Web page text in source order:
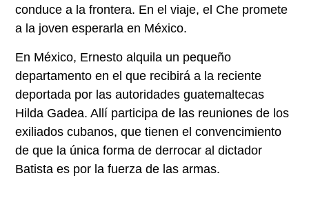
conduce a la frontera. En el viaje, el Che promete
a la joven esperarla en México.
En México, Ernesto alquila un pequeño
departamento en el que recibirá a la reciente
deportada por las autoridades guatemaltecas
Hilda Gadea. Allí participa de las reuniones de los
exiliados cubanos, que tienen el convencimiento
de que la única forma de derrocar al dictador
Batista es por la fuerza de las armas.